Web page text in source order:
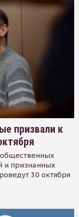
призвали к
и признанных
30 октября